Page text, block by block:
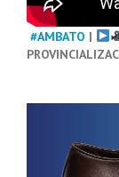
#AMBATO |